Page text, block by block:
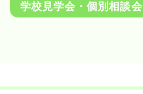
学校見学会・個別相談会